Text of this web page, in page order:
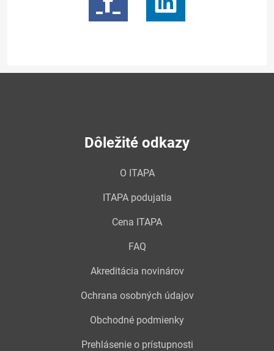
Dôležité odkazy
O ITAPA
ITAPA podujatia
Cena ITAPA
FAQ
Akreditácia novinárov
Ochrana osobných údajov
Obchodné podmienky
Prehlásenie o prístupnosti